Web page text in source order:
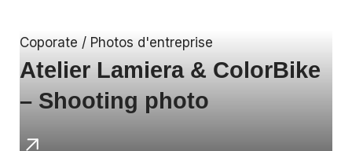
Coporate / Photos d'entreprise
Atelier Lamiera & ColorBike
– Shooting photo